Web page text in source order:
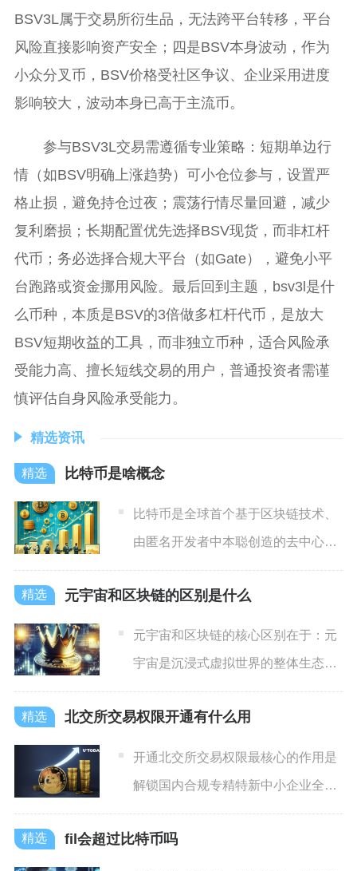
BSV3L属于交易所衍生品，无法跨平台转移，平台
风险直接影响资产安全；四是BSV本身波动，作为
小众分叉币，BSV价格受社区争议、企业采用进度
影响较大，波动本身已高于主流币。
参与BSV3L交易需遵循专业策略：短期单边行
情（如BSV明确上涨趋势）可小仓位参与，设置严
格止损，避免持仓过夜；震荡行情尽量回避，减少
复利磨损；长期配置优先选择BSV现货，而非杠杆
代币；务必选择合规大平台（如Gate），避免小平
台跑路或资金挪用风险。最后回到主题，bsv3l是什
么币种，本质是BSV的3倍做多杠杆代币，是放大
BSV短期收益的工具，而非独立币种，适合风险承
受能力高、擅长短线交易的用户，普通投资者需谨
慎评估自身风险承受能力。
精选资讯
比特币是啥概念
比特币是全球首个基于区块链技术、
由匿名开发者中本聪创造的去中心化
点对点加密数字货币，也是币
元宇宙和区块链的区别是什么
元宇宙和区块链的核心区别在于：元
宇宙是沉浸式虚拟世界的整体生态，
而区块链是支撑数字资产确权
北交所交易权限开通有什么用
开通北交所交易权限最核心的作用是
解锁国内合规专精特新中小企业全品
类投资渠道，兼顾新股稳健套
fil会超过比特币吗